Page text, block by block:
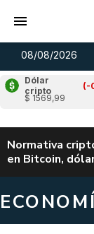
08/08/2026
Dólar
cripto
(-
$ 1569,99
Normativa
en Bitcoin,